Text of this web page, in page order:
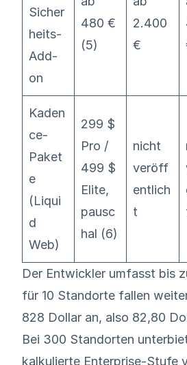
Sicher
heits-
Add-
on
480 €
(5)
2.400
€
Kaden
ce-
Paket
e
(Liqui
d
Web)
299 $
Pro /
499 $
Elite,
pausc
hal (6)
nicht
veröff
entlich
t
Der Entwickler umfasst bis
für 10 Standorte fallen
828 Dollar an, also 82,80
Bei 300 Standorten
kalkulierte Enterprise-Stufe